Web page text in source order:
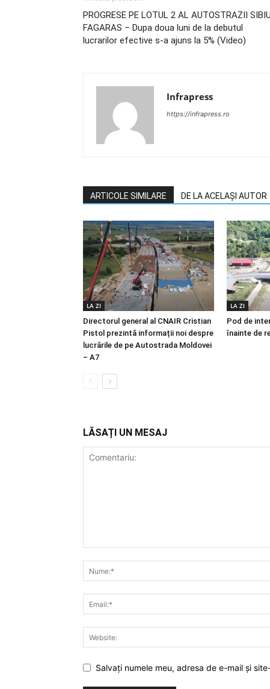
PROGRESE PE LOTUL 2 AL AUTOSTRAZII
FAGARAS – Dupa doua luni de la debutul
lucrarilor efective s-a ajuns la 5% (Video)
Infrapress
https://infrapress.ro
ARTICOLE SIMILARE DE LA ACELAȘI AUTOR
LA ZI
Directorul general al CNAIR Cristian
Pistol prezintă informații noi despre
lucrările de pe Autostrada Moldovei
– A7
LA ZI
Pod de
înainte de
LĂSAȚI UN MESAJ
Salvați numele meu, adresa de e-mail și